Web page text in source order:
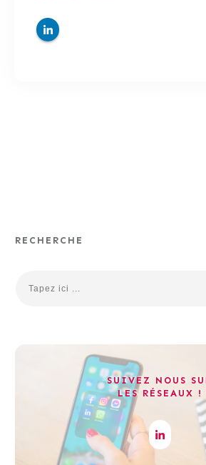
RECHERCHE
SUIVEZ NOUS
LES RÉSEAUX !